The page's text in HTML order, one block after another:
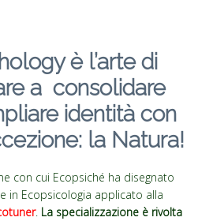
è l’arte di
a consolidare
identità con
la Natura!
con cui Ecopsiché ha disegnato
in Ecopsicologia applicato alla
. La specializzazione è rivolta